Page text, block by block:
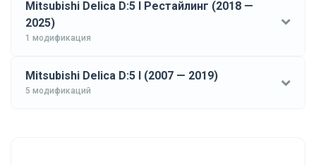
Mitsubishi Delica D:5 I Рестайлинг (2018 —
2025)
1 модификация
Mitsubishi Delica D:5 I (2007 — 2019)
5 модификаций